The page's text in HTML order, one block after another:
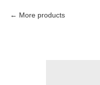
More products